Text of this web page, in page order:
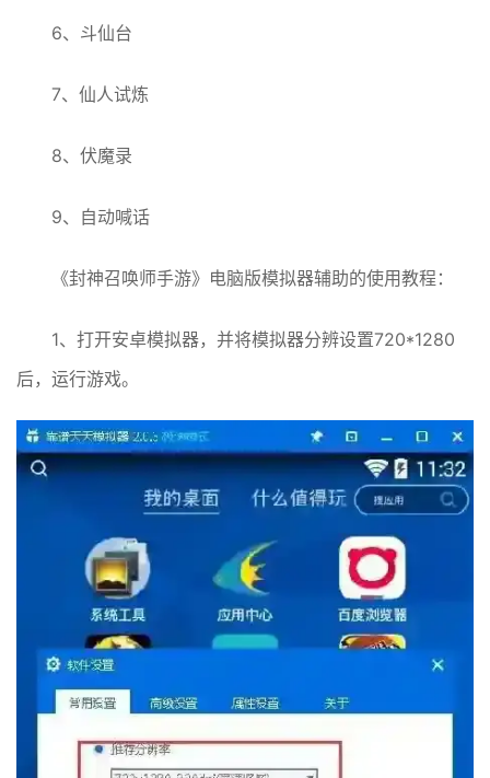
6、斗仙台
7、仙人试炼
8、伏魔录
9、自动喊话
《封神召唤师手游》电脑版模拟器辅助的使用教程：
1、打开安卓模拟器，并将模拟器分辨设置720*1280
后，运行游戏。